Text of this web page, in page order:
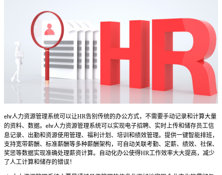
ehr人力资源管理系统可以让HR告别传统的办公方式，不需要手动记录和计算大量
的资料、数据。 ehr人力资源管理系统可以实现电子招聘、实时上传和储存员工信
息记录、出勤和资源使用管理、福利计划、培训和绩效管理。提供一键智能排班，
支持宽带薪酬、标准薪酬等多种薪酬架构，可自动关联考勤、定薪、绩效、社保、
奖惩等数据实现准确处理薪资计算。自动化办公使得HR工作效率大大提高，减少
了人工计算和储存的错误！